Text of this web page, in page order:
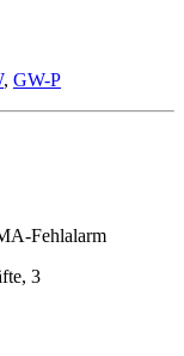
, GW-P
Fehlalarm
3